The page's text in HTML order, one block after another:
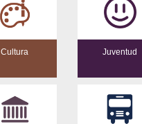
Cultura Juventud